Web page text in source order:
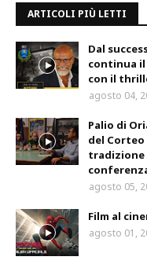
ARTICOLI PIÙ LETTI
Dal
continua il
con il
agosto 04,
Palio di
del Corteo
tradizione
agosto 05,
Film al
agosto 01,